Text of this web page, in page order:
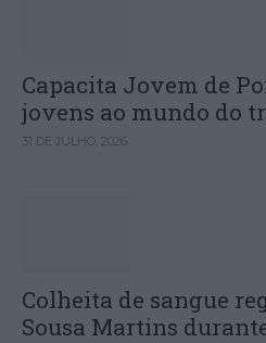
Capacita Jovem de
jovens ao mundo do
31 DE JULHO, 2026
Colheita de sangue
Sousa Martins